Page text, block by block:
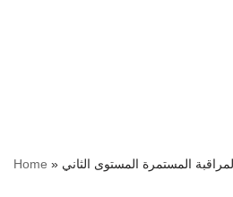
Home » المستمرة المستوى الثاني